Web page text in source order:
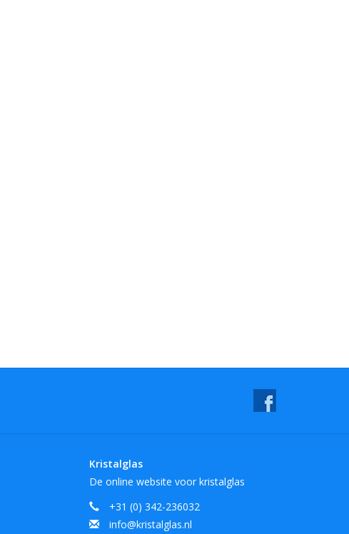
Kristalglas
De online website voor kristalglas
+31 (0) 342-236032
info@kristalglas.nl